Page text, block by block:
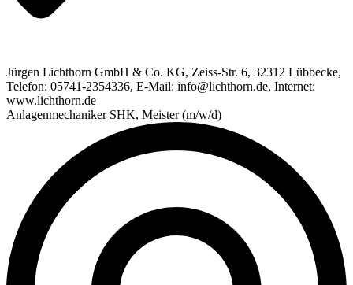
Jürgen Lichthorn GmbH & Co. KG, Zeiss-Str. 6, 32312 Lübbecke,
Telefon: 05741-2354336, E-Mail: info@lichthorn.de, Internet:
www.lichthorn.de
Anlagenmechaniker SHK, Meister (m/w/d)